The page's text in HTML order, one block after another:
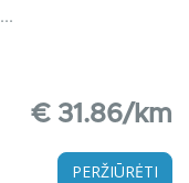
€ 31.86/km
PERŽIŪRĖTI